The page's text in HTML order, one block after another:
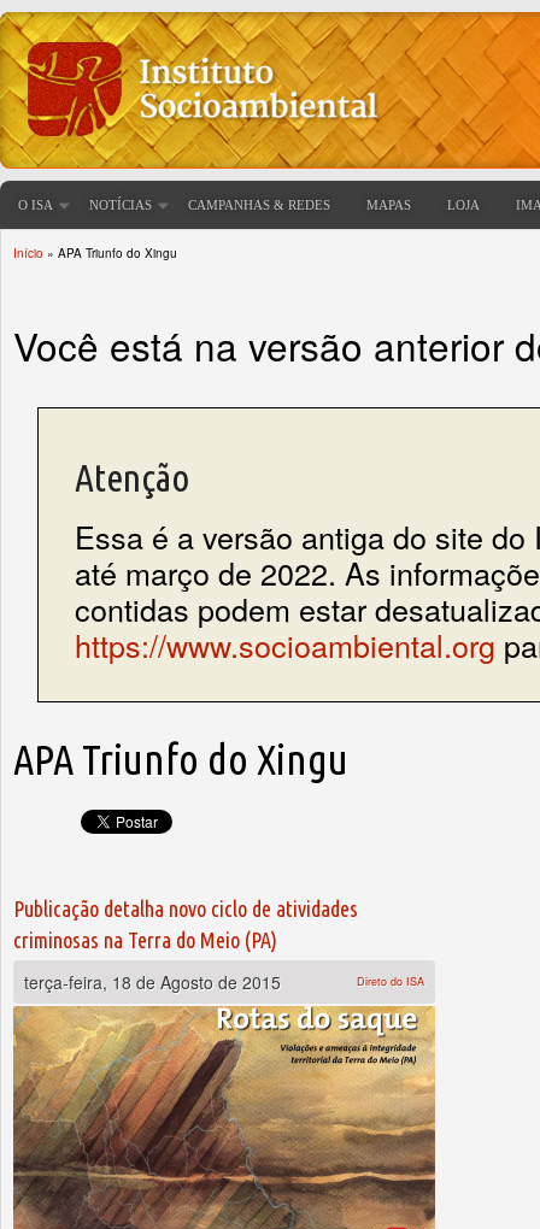
O ISA NOTÍCIAS CAMPANHAS & REDES MAPAS LOJA
Início » APA Triunfo do Xingu
Você está na versão anterior
Atenção
Essa é a versão antiga do site do
até março de 2022. As
contidas podem estar
https://www.socioambiental.org
APA Triunfo do Xingu
Publicação detalha novo ciclo de atividades
criminosas na Terra do Meio (PA)
terça-feira, 18 de Agosto de 2015
Direto do ISA